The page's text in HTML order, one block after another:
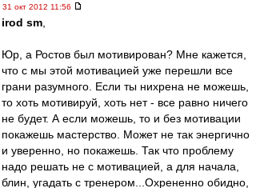
31 окт 2012 11:56
irod sm
Юр, а Ростов был мотивирован? Мне кажется,
что с мы этой мотивацией уже перешли все
грани разумного. Если ты нихрена не можешь,
то хоть мотивируй, хоть нет - все равно ничего
не будет. А если можешь, то и без мотивации
покажешь мастерство. Может не так энергично
и уверенно, но покажешь. Так что проблему
надо решать не с мотивацией, а для начала,
блин, угадать с тренером...Охрененно обидно,